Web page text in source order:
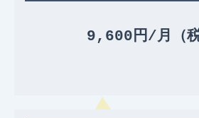
9,600円/月（税